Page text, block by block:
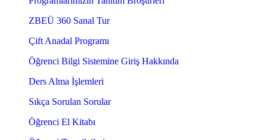
ZBEÜ 360 Sanal Tur
Çift Anadal Programı
Öğrenci Bilgi Sistemine Giriş Hakkında
Ders Alma İşlemleri
Sıkça Sorulan Sorular
Öğrenci El Kitabı